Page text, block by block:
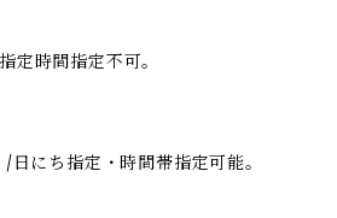
定時間指定不可。
にち指定・時間帯指定可能。